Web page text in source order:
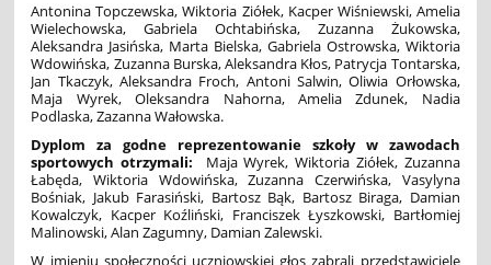
Antonina Topczewska, Wiktoria Ziółek, Kacper Wiśniewski, Amelia
Wielechowska, Gabriela Ochtabińska, Zuzanna Żukowska,
Aleksandra Jasińska, Marta Bielska, Gabriela Ostrowska, Wiktoria
Wdowińska, Zuzanna Burska, Aleksandra Kłos, Patrycja Tontarska,
Jan Tkaczyk, Aleksandra Froch, Antoni Salwin, Oliwia Orłowska,
Maja Wyrek, Oleksandra Nahorna, Amelia Zdunek, Nadia
Podlaska, Zazanna Wałowska.
Dyplom za godne reprezentowanie szkoły w zawodach
sportowych otrzymali: Maja Wyrek, Wiktoria Ziółek, Zuzanna
Łabęda, Wiktoria Wdowińska, Zuzanna Czerwińska, Vasylyna
Bośniak, Jakub Farasiński, Bartosz Bąk, Bartosz Biraga, Damian
Kowalczyk, Kacper Koźliński, Franciszek Łyszkowski, Bartłomiej
Malinowski, Alan Zagumny, Damian Zalewski.
W imieniu społeczności uczniowskiej głos zabrali przedstawiciele